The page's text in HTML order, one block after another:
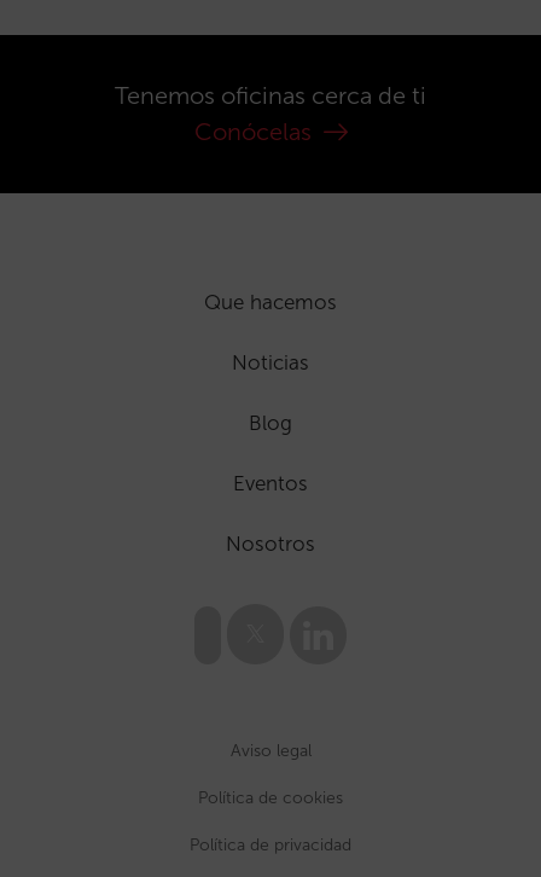
Tenemos oficinas cerca de ti
Conócelas
Que hacemos
Noticias
Blog
Eventos
Nosotros
Aviso legal
Política de cookies
Política de privacidad